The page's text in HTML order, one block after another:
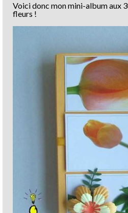
Voici donc mon mini-album aux
fleurs !